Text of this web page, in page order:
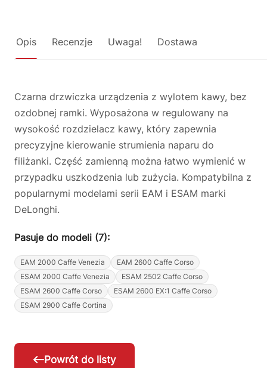
Opis Recenzje Uwaga! Dostawa
Czarna drzwiczka urządzenia z wylotem kawy, bez
ozdobnej ramki. Wyposażona w regulowany na
wysokość rozdzielacz kawy, który zapewnia
precyzyjne kierowanie strumienia naparu do
filiżanki. Część zamienną można łatwo wymienić w
przypadku uszkodzenia lub zużycia. Kompatybilna z
popularnymi modelami serii EAM i ESAM marki
DeLonghi.
Pasuje do modeli (7):
EAM 2000 Caffe Venezia
EAM 2600 Caffe Corso
ESAM 2000 Caffe Venezia
ESAM 2502 Caffe Corso
ESAM 2600 Caffe Corso
ESAM 2600 EX:1 Caffe Corso
ESAM 2900 Caffe Cortina
Powrót do listy